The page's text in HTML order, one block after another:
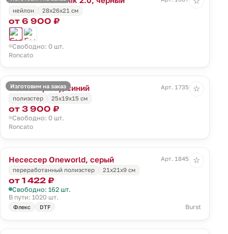
нейлон
28x26x21 см
от 6 900 ₽
Свободно: 0 шт.
Roncato
Изготовим на заказ
Несессер Joy, синий
Арт. 17358.40
полиэстер
25x19x15 см
от 3 900 ₽
Свободно: 0 шт.
Roncato
☆
Несессер Oneworld, серый
Арт. 18454.10
переработанный полиэстер
21х21х9 см
от 1 422 ₽
Свободно: 162 шт.
В пути: 1020 шт.
Флекс DTF Burst
☆